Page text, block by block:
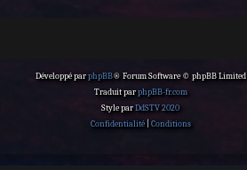
Développé parphpBB® Forum Software © phpBB Limited
Traduit parphpBB-fr.com
Style parDdSTV 2020
Confidentialité| Conditions